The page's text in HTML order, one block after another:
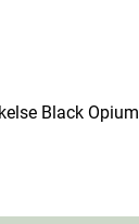
Black Opium